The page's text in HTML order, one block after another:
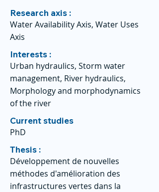
Research axis :
Water Availability Axis, Water Uses
Axis
Interests :
Urban hydraulics, Storm water
management, River hydraulics,
Morphology and morphodynamics
of the river
Current studies
PhD
Thesis :
Développement de nouvelles
méthodes d'amélioration des
infrastructures vertes dans la